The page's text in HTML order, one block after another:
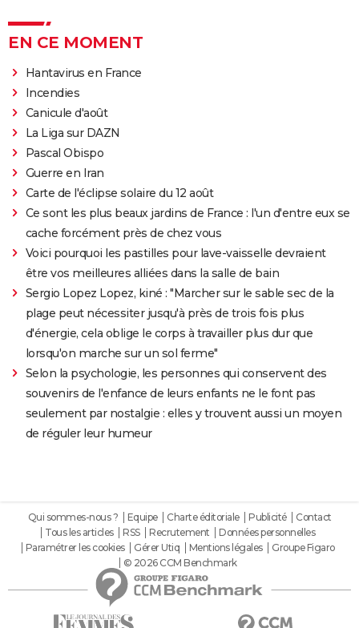
EN CE MOMENT
Hantavirus en France
Incendies
Canicule d'août
La Liga sur DAZN
Pascal Obispo
Guerre en Iran
Carte de l'éclipse solaire du 12 août
Ce sont les plus beaux jardins de France : l'un d'entre eux se
cache forcément près de chez vous
Voici pourquoi les pastilles pour lave-vaisselle devraient
être vos meilleures alliées dans la salle de bain
Sergio Lopez Lopez, kiné : "Marcher sur le sable sec de la
plage peut nécessiter jusqu'à près de trois fois plus
d'énergie, cela oblige le corps à travailler plus dur que
lorsqu'on marche sur un sol ferme"
Selon la psychologie, les personnes qui conservent des
souvenirs de l'enfance de leurs enfants ne le font pas
seulement par nostalgie : elles y trouvent aussi un moyen
de réguler leur humeur
Qui sommes-nous ? Equipe Charte éditoriale Publicité
Contact
Tous les articles
RSS Recrutement
Données personnelles
Paramétrer les cookies
Gérer Utiq Mentions légales
Groupe Figaro
© 2026 CCM Benchmark